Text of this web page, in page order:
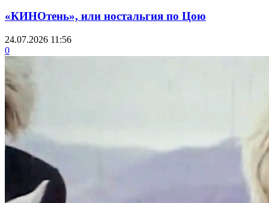
«КИНОтень», или ностальгия по Цою
24.07.2026 11:56
0